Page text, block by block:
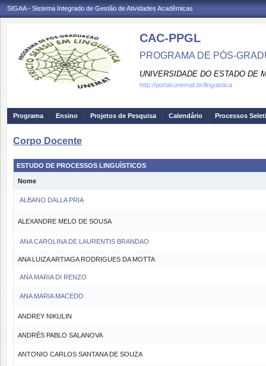
SIGAA - Sistema Integrado de Gestão de Atividades Acadêmicas
CAC-PPGL
PROGRAMA DE PÓS-
UNIVERSIDADE DO ESTADO DE
http://portal.unemat.br/linguistica
Programa Ensino Projetos de Pesquisa Calendário Processos
Corpo Docente
ESTUDO DE PROCESSOS LINGUÍSTICOS
Nome
ALBANO DALLA PRIA
ALEXANDRE MELO DE SOUSA
ANA CAROLINA DE LAURENTIS BRANDAO
ANA LUIZA ARTIAGA RODRIGUES DA MOTTA
ANA MARIA DI RENZO
ANA MARIA MACEDO
ANDREY NIKULIN
ANDRÉS PABLO SALANOVA
ANTONIO CARLOS SANTANA DE SOUZA